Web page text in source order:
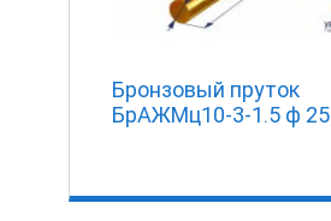
Бронзовый пруток
БрАЖМц10-3-1.5 ф 25